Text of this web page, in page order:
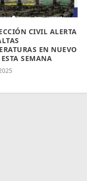
CIVIL ALERTA
EN NUEVO
SEMANA